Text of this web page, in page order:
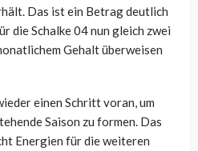
Das ist ein Betrag deutlich
die Schalke 04 nun gleich zwei
Gehalt überweisen
einen Schritt voran, um
Saison zu formen. Das
Energien für die weiteren